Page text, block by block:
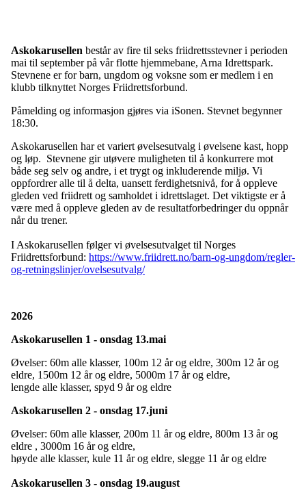
Askokarusellen består av fire til seks friidrettsstevner i perioden
mai til september på vår flotte hjemmebane, Arna Idrettspark.
Stevnene er for barn, ungdom og voksne som er medlem i en
klubb tilknyttet Norges Friidrettsforbund.
Påmelding og informasjon gjøres via iSonen. Stevnet begynner
18:30.
Askokarusellen har et variert øvelsesutvalg i øvelsene kast, hopp
og løp. Stevnene gir utøvere muligheten til å konkurrere mot
både seg selv og andre, i et trygt og inkluderende miljø. Vi
oppfordrer alle til å delta, uansett ferdighetsnivå, for å oppleve
gleden ved friidrett og samholdet i idrettslaget. Det viktigste er å
være med å oppleve gleden av de resultatforbedringer du oppnår
når du trener.
I Askokarusellen følger vi øvelsesutvalget til Norges
Friidrettsforbund: https://www.friidrett.no/barn-og-ungdom/regler-
og-retningslinjer/ovelsesutvalg/
2026
Askokarusellen 1 - onsdag 13.mai
Øvelser: 60m alle klasser, 100m 12 år og eldre, 300m 12 år og
eldre, 1500m 12 år og eldre, 5000m 17 år og eldre,
lengde alle klasser, spyd 9 år og eldre
Askokarusellen 2 - onsdag 17.juni
Øvelser: 60m alle klasser, 200m 11 år og eldre, 800m 13 år og
eldre , 3000m 16 år og eldre,
høyde alle klasser, kule 11 år og eldre, slegge 11 år og eldre
Askokarusellen 3 - onsdag 19.august